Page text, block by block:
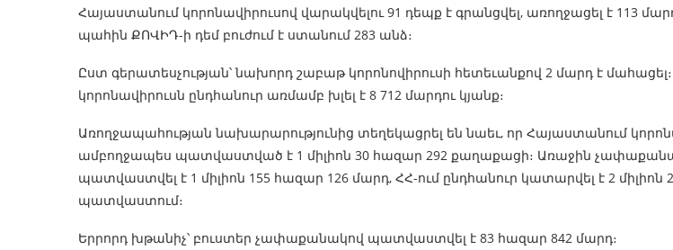
Հայաստանում կորոնավիրուսով վարակվելու 91 դեպք է գրանցվել, առողջացել է 113
պահին ՔՈՎԻԴ-ի դեմ բուժում է ստանում 283 անձ։
Ըստ գերատեսչության՝ նախորդ շաբաթ կորոնովիրուսի հետեւանքով 2 մարդ է
կորոնավիրուսն ընդհանուր առմամբ խլել է 8 712 մարդու կյանք։
Առողջապահության նախարարությունից տեղեկացրել են նաեւ, որ Հայաստանում
ամբողջապես պատվաստված է 1 միլիոն 30 հազար 292 քաղաքացի։ Առաջին
պատվաստվել է 1 միլիոն 155 հազար 126 մարդ, ՀՀ-ում ընդհանուր կատարվել է 2 միլիոն
պատվաստում։
Երրորդ խթանիչ՝ բուստեր չափաքանակով պատվաստվել է 83 հազար 842 մարդ։